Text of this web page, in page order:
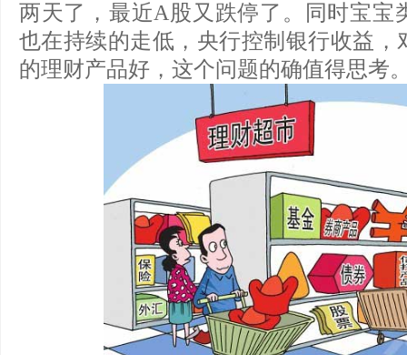
两天了，最近A股又跌停了。同时宝宝
也在持续的走低，央行控制银行收益，
的理财产品好，这个问题的确值得思考